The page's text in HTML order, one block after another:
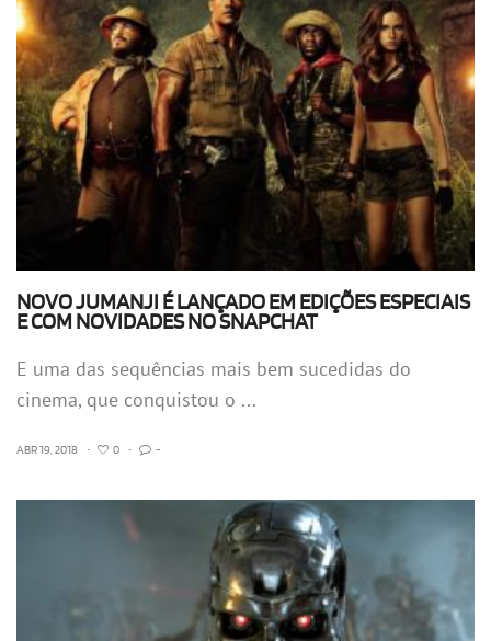
NOVO JUMANJI É LANÇADO EM EDIÇÕES ESPECIAIS
E COM NOVIDADES NO SNAPCHAT
E uma das sequências mais bem sucedidas do
cinema, que conquistou o ...
ABR 19, 2018 • 0 • -